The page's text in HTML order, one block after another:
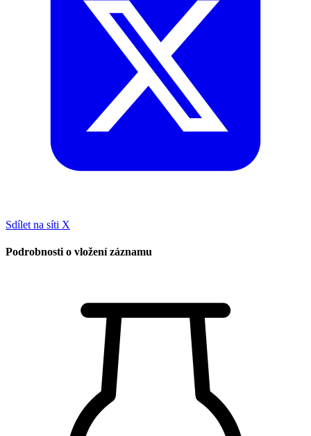
Sdílet na síti X
Podrobnosti o vložení záznamu